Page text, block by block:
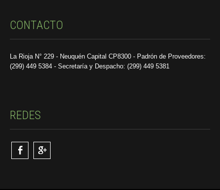
CONTACTO
La Rioja N° 229 - Neuquén Capital CP8300 - Padrón de Proveedores:
(299) 449 5384 - Secretaría y Despacho: (299) 449 5381
REDES